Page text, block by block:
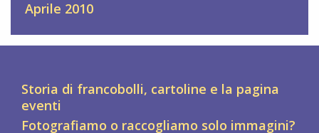
Aprile 2010
Storia di francobolli, cartoline e la pagina
eventi
Fotografiamo o raccogliamo solo immagini?